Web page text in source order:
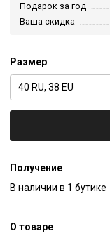
Подарок за год
Ваша скидка
Размер
40 RU, 38 EU
Получение
В наличии в 1 бутике
О товаре